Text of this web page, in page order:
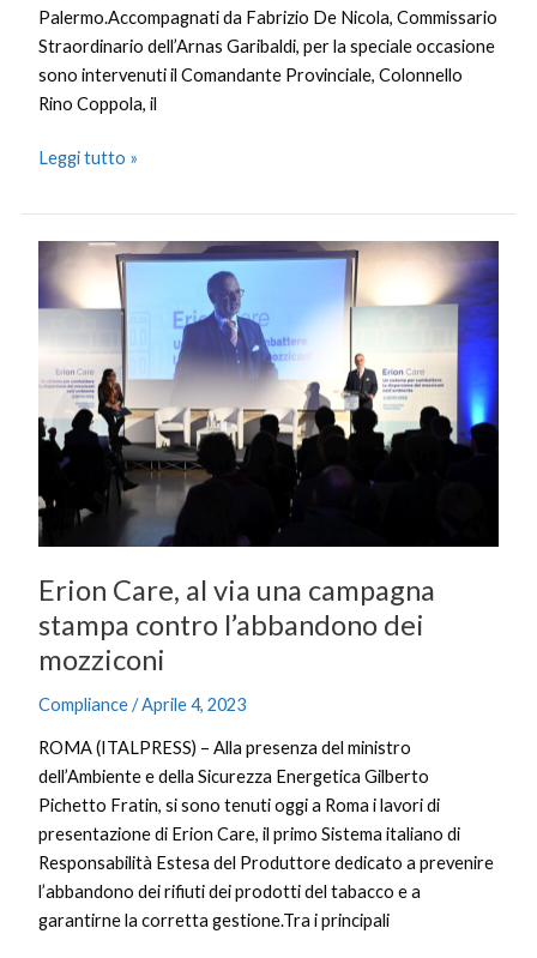
Palermo.Accompagnati da Fabrizio De Nicola, Commissario
Straordinario dell’Arnas Garibaldi, per la speciale occasione
sono intervenuti il Comandante Provinciale, Colonnello
Rino Coppola, il
Leggi tutto »
Erion Care, al via una campagna
stampa contro l’abbandono dei
mozziconi
Compliance/Aprile 4, 2023
ROMA (ITALPRESS) – Alla presenza del ministro
dell’Ambiente e della Sicurezza Energetica Gilberto
Pichetto Fratin, si sono tenuti oggi a Roma i lavori di
presentazione di Erion Care, il primo Sistema italiano di
Responsabilità Estesa del Produttore dedicato a prevenire
l’abbandono dei rifiuti dei prodotti del tabacco e a
garantirne la corretta gestione.Tra i principali
Erion
al
via
una
campagna
stampa
contro
l’abbandono
dei
mozziconi